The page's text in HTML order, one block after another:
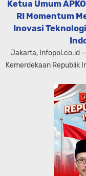
Ketua Umum
RI Momentum
Inovasi
Jakarta, Infopol.co.id
Kemerdekaan Republik